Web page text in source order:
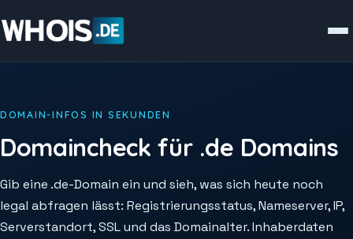
DOMAIN-INFOS IN SEKUNDEN
Domaincheck für .de Domains
Gib eine .de-Domain ein und sieh, was sich heute noch
legal abfragen lässt: Registrierungsstatus, Nameserver, IP,
Serverstandort, SSL und das Domainalter. Inhaberdaten